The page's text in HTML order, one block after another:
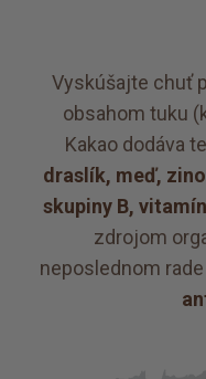
Vyskúšajte chuť
obsahom tuku
Kakao dodáva
draslík, meď,
skupiny B, vitamín
zdrojom
neposlednom